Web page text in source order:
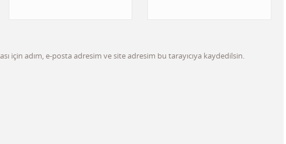
için adım, e-posta adresim ve site adresim bu tarayıcıya kaydedilsin.